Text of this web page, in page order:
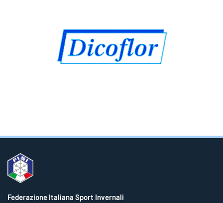
Federazione Italiana Sport Invernali